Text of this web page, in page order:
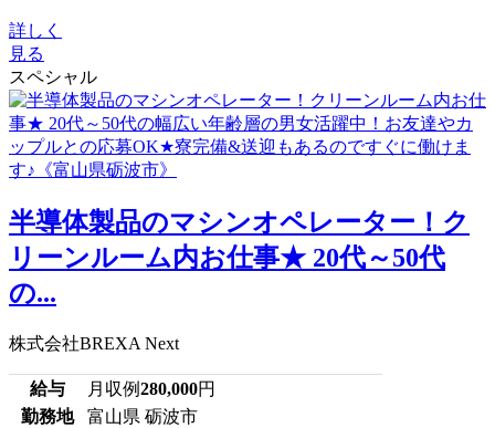
詳しく
見る
スペシャル
半導体製品のマシンオペレーター！ク
リーンルーム内お仕事★ 20代～50代
の...
株式会社BREXA Next
給与 月収例280,000円
勤務地
富山県 砺波市